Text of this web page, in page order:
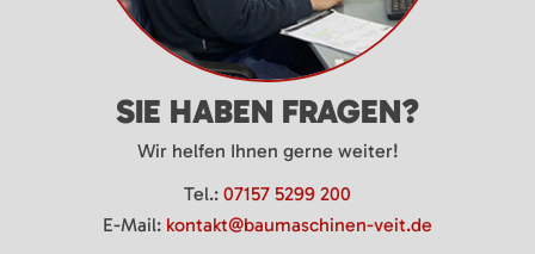
SIE HABEN FRAGEN?
Wir helfen Ihnen gerne weiter!
Tel.: 07157 5299 200
E-Mail: kontakt@baumaschinen-veit.de